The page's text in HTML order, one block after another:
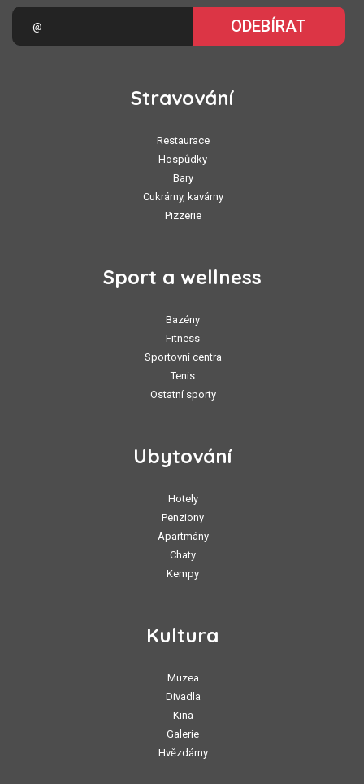
ODEBÍRAT
Stravování
Restaurace
Hospůdky
Bary
Cukrárny, kavárny
Pizzerie
Sport a wellness
Bazény
Fitness
Sportovní centra
Tenis
Ostatní sporty
Ubytování
Hotely
Penziony
Apartmány
Chaty
Kempy
Kultura
Muzea
Divadla
Kina
Galerie
Hvězdárny